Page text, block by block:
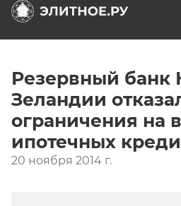
Резервный банк
Зеландии
ограничения на
ипотечных
20 ноября 2014 г.